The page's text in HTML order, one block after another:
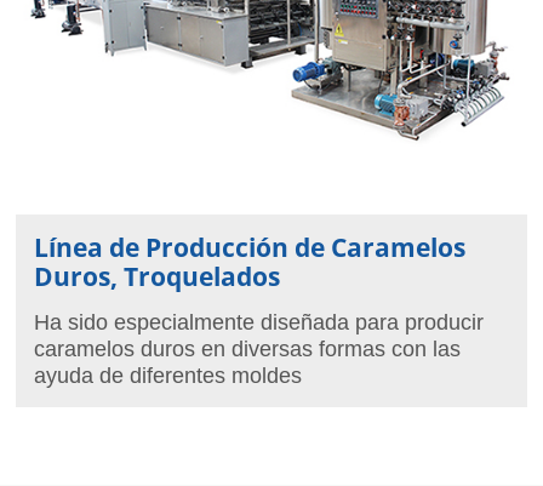
Línea de Producción de Caramelos
Duros, Troquelados
Ha sido especialmente diseñada para producir
caramelos duros en diversas formas con las
ayuda de diferentes moldes